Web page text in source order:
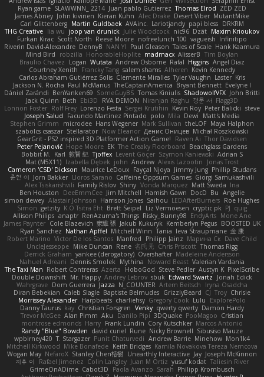
Ryan game SLAWWNN_ 2214 Juan pablo Gutierrez Thomas Elrod ZED ZED
James Abney John kivinen Kieran Kuhn Alec Drake Desert Viber MutantMike
Carl Glittenberg Martin Guldbaek AVAinc. Lariotjandy papi bless DRKRM
THG Creative lia wu joop van drunick Julie Woodcock nic96 Dzät Maxim Krioukov
Furkan Kirac Scott North Reese Moore nofreelunch 100 vagueish Infinitipo
Riverin David-Alexandre DennyB NAN YI Paul Gleason Tales of Scale Hank Kaamura
Mind Bird
robzilla HonorableHoplite madmacx AlisserB Tim Boylan
Braulio Chavez
Logan Wutata Andrew Osborne Rafal Higgins Angel Diaz
Courtney Xenith Francky Tang salem shams Alheren Kevin Kennedy
Carlos Abraham Gutiérrez Solis Clemente Miralles Tyler Vaughn Laster Kris
Jackson N. Rocha Paul McManus TheCaptainAmerica Bryant Bennett Evelyne I
Dániel Zarándi BenYanken69 SomeGuyBS Tomas Kiniulis ShadowolfVFX John Britti
Jack Quinn Beth Ebi3D RVA DEMON Niranjan Raghu 경문 서 Flagg3D
Lonnon Foster Rolf Frey Lorenzo Festa Sergei Krutihin Kevin Roy Peter Balicki steve
Joseph Salud
Facundo Martinez Pintado polo Mila Dewi
Matt's Media
Stephen Grimm
microdee Hans Wegener Mark Sullivan theLOF Maya Halphon
szabolcs csaszar Stellarator Now Eleanor Денис Оницев Michał Roszkowski
GearGrit - PS2 inspired 3D Platformer Action Game!
Raven Ai Thor Davidsen
Peter Pejanović Hope Moore EK The Creaky Floorboard Beachglass Gardens
Bobbit M. Karl 敦智 紀 Tjoffex Levent Göçer Szymon Kaniewski Adrian S
Mat (M5X11) Izabella Dębek john Andrew Alexis Lazootin
Jonas Trost
Cameron 'CSD' Dickson Maurice LeDoux Fayçal Njoya Jimmy Jung Phillip Studans
준현 이 Jorn Bakker Lloros Sarano Caffeine Oppsum Games Giorgi Samukashvili
Alex Tsiskarishvili Family Rislov Shiny Vonda Marquez Matt Sweda Ina
Ben Houston
DeeEmmCee Jim Mitchell Hamish Gawn DocD Bu Angelie
simon dewey Alastair Johnson Harrison Jones Saihou LEDAfterBurners Roe Hughes
Simon getzity K.O Tsitra Eht Brett Seipel Liz Vermoesen cryptic pk PJ quig
Allison Philips anaptr RenAzuma's Things Risky_Bunny98 EndyArts Mone Ane
James Paynter Cole Blazevich 家維 張 Jakub Kukuryk Kemberlyn Pegus BOOSTED UK
Ryan Sanchez Nathan Apffel Mitchell Winn Tania Ieva Straupmane 金 康
Robert Marino Victor De los Santos Manfred Philipp Jainz Марина Ск Dave Child
UncleJesseppe Mike Duncan Rene 名氏 无 Chris Priscott Thomas Rigg
Derrick Graham yankee (derogatory) Overshafter Madeleine Andersson
Nahuel Adreani Dennis Smolek Mythina Noward Beast Valerian Vardania
The Taxi Man Robert Contreras Azerta HoboGod Steve Pedler Austyn K PixelScribe
Double Downshift Mr. Happy Andrey Lebrov sbuk Edward Swartz
Jonah Edick
Wahrgrave Dom Guerrera Jazza N_COUNTER Artem Beitsch
Iryna Osadcha
Diran Bebekian Caleb Slagle Baptiste Belmudes GrizzlyBeard CJ Troy Chrisie
Morrissey Alexander Harpbeats charliehsy Gregory Cook Lulu
ExplorePolo
Danny Taurus kay Christian Forsgren Venky qwerty qwerty Damon Hardy
Trevor McGee Alan Pimm Aku Danilo Pipi 3DQuake PooMagoo Cristian
montrose edmonds Harry Frank Lundin Cory Kutschker Marcos Antonio
Randy "Blue" Bowden david curiel Rune Nicky Brownell Sibusiso Mauze
wpbirney420 T. Stargazer Punit Chaturvedi Andrew Barrie Minehow Mon1k4
Mitchell Kirkwood Mike Bonafede Keith Bridges Kamila Novakova Tereza Nemcova
Wogan May NefaroX Stanley Chen榕樹 Unearthly Interactive Jay Joseph McKinnon
지후 이
Rafael Jimenez Colin Langley Juan M Ortiz yusuf kodat Taliesin River
GrimeOnADime Cabot3D Paola Avanzo Sarah Philipp Krombusch